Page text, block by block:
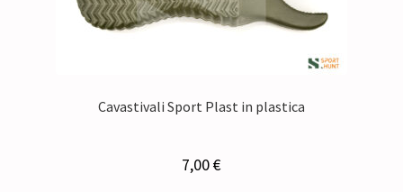
Cavastivali Sport Plast in plastica
7,00€